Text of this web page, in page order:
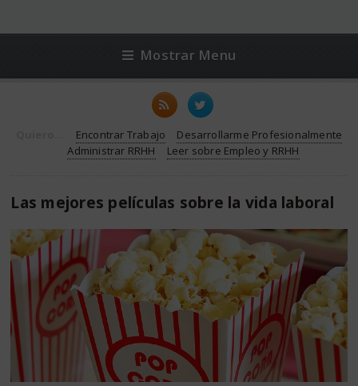
Mostrar Menu
Encontrar Trabajo
Desarrollarme Profesionalmente
Administrar RRHH
Leer sobre Empleo y RRHH
Las mejores películas sobre la vida laboral